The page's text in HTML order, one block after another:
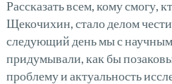
Рассказать всем, кому смогу,
Щекочихин, стало делом
следующий день мы с
придумывали, как бы
проблему и актуальность